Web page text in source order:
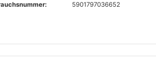
5901797036652